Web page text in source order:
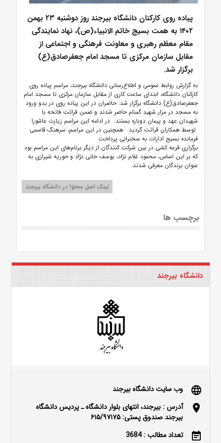
پیاده روی کارکنان دانشگاه بیرجند روز دوشنبه ۲۳ بهمن
۱۴۰۲ به همت بسیج خاتم الانبیاء(ص)، نهاد نمایندگی
مقام معظم رهبری و معاونت فرهنگی و اجتماعی از
مقابل سازمان مرکزی تا مسجد امام جعفرصادق(ع)
برگزار شد.
به گزارش روابط عمومی و اطلاع‌رسانی دانشگاه بیرجند، مراسم پیاده روی
کارکنان دانشگاه، ابتدای ساعت کاری از مقابل سازمان مرکزی تا مسجد امام
جعفرصادق(ع) دانشگاه برگزار شد. حاضران در این پیاده روی در بدو ورود
به مسجد در مزار شهید گمنام حاضر شدند و ضمن قرائت فاتحه با
شهیدان عهد و پیمان دوباره بستند. در ادامه این مراسم زیارت عاشورا
توسط همکاران قرائت گردید. همچنین در این مراسم، سرهنگ قاسمی
فرمانده بسیج ادارات به سخنرانی پرداخت.
برگزاری قرعه کشی در بین شرکت کنندگان از دیگر برنام‌های این مراسم بود
که بر این اساس، محمود غلام نژاد، یوسف خانی نژاد و حوریه شیرازی به
عنوان برندگان معرفی شدند.
لینک اصل محتوا در دانشگاه بیرجند
برچسب ها
دانشگاه بیرجند
language وب سایت دانشگاه بیرجند
location_on
آدرس : بیرجند، انتهای بلوار دانشگاه ـ پردیس دانشگاه
بیرجند صندوق پستی: ۶۱۵/۹۷۱۷۵
event_note تعداد مطالب : 3684